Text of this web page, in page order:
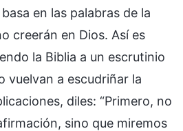
en las palabras de la
creerán en Dios. Así es
la Biblia a un escrutinio
vuelvan a escudriñar la
diles: “Primero, no
sino que miremos